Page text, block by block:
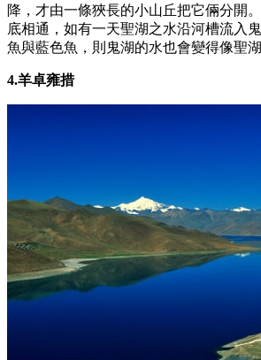
降，才由一條狹長的小山丘把它倆分開
底相通，如有一天聖湖之水沿河槽流入
魚與藍色魚，則鬼湖的水也會變得像聖
4.羊卓雍措